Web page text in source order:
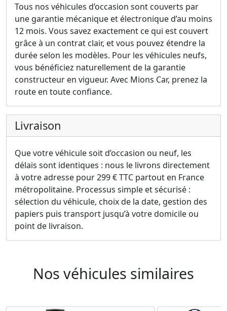
Tous nos véhicules d’occasion sont couverts par
une garantie mécanique et électronique d’au moins
12 mois. Vous savez exactement ce qui est couvert
grâce à un contrat clair, et vous pouvez étendre la
durée selon les modèles. Pour les véhicules neufs,
vous bénéficiez naturellement de la garantie
constructeur en vigueur. Avec Mions Car, prenez la
route en toute confiance.
Livraison
Que votre véhicule soit d’occasion ou neuf, les
délais sont identiques : nous le livrons directement
à votre adresse pour 299 € TTC partout en France
métropolitaine. Processus simple et sécurisé :
sélection du véhicule, choix de la date, gestion des
papiers puis transport jusqu’à votre domicile ou
point de livraison.
Nos véhicules similaires